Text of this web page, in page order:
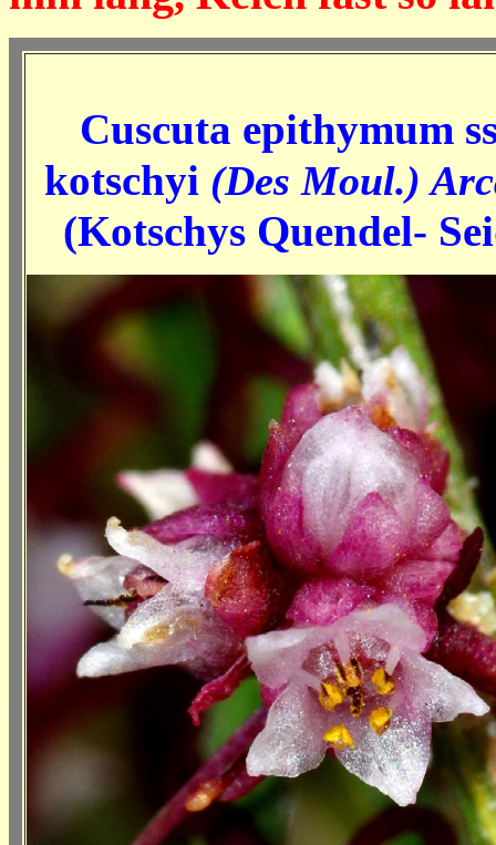
Cuscuta epithymum
kotschyi (Des Moul.)
(Kotschys Quendel-